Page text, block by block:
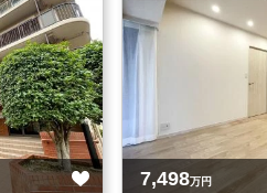
7,498万円